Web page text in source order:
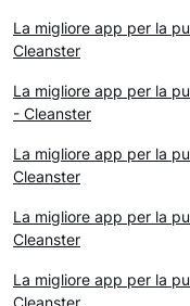
La migliore app per la
Cleanster
La migliore app per la
- Cleanster
La migliore app per la
Cleanster
La migliore app per la
Cleanster
La migliore app per la
Cleanster